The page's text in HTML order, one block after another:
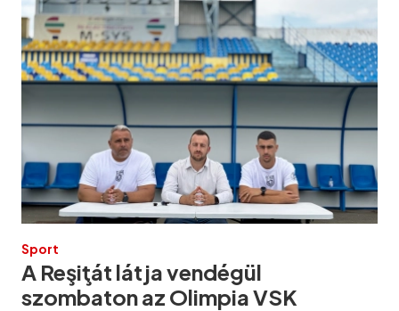
Sport
A Reşiţát látja vendégül
szombaton az Olimpia VSK